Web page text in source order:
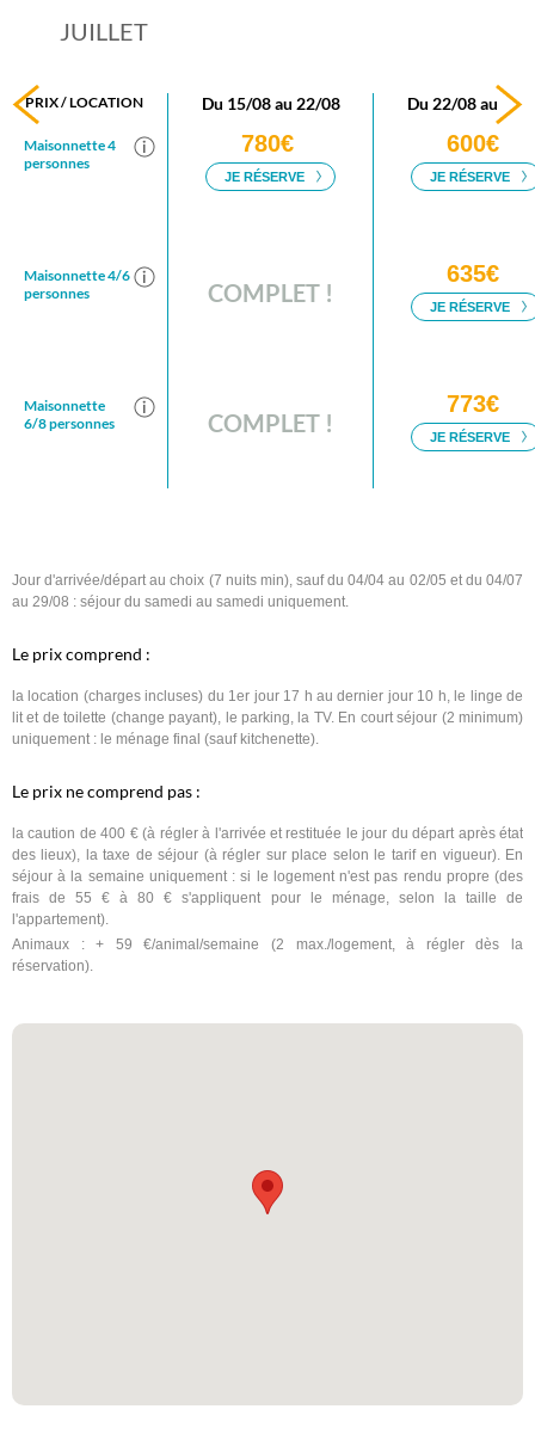
Jour d'arrivée/départ au choix (7 nuits min), sauf du 04/04 au 02/05 et du 04/07
au 29/08 : séjour du samedi au samedi uniquement.
Le prix comprend :
la location (charges incluses) du 1er jour 17 h au dernier jour 10 h, le linge de
lit et de toilette (change payant), le parking, la TV. En court séjour (2 minimum)
uniquement : le ménage final (sauf kitchenette).
Le prix ne comprend pas :
la caution de 400 € (à régler à l'arrivée et restituée le jour du départ après état
des lieux), la taxe de séjour (à régler sur place selon le tarif en vigueur). En
séjour à la semaine uniquement : si le logement n'est pas rendu propre (des
frais de 55 € à 80 € s'appliquent pour le ménage, selon la taille de
l'appartement).
Animaux : + 59 €/animal/semaine (2 max./logement, à régler dès la
réservation).